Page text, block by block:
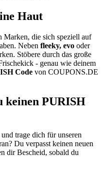
Haut
die sich speziell auf
Neben fleeky, evo oder
Stöbere durch das große
- genau wie deinem
Code von COUPONS.DE
keinen PURISH
trage dich für unseren
Du verpasst keinen neuen
dir Bescheid, sobald du